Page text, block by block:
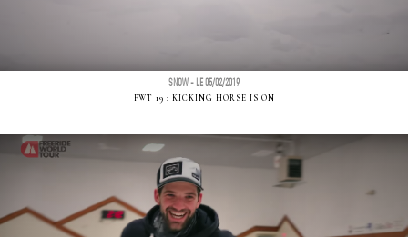
SNOW - LE 05/02/2019
FWT 19 : KICKING HORSE IS ON